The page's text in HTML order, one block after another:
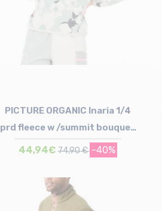
Taille en stock
PICTURE ORGANIC Inaria 1/4
prd fleece w /summit bouquet
44,94€ 74,90 € -40%